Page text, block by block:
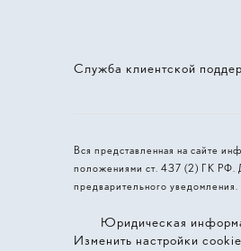
Служба клиентской
Вся представленная на сайте
положениями ст. 437 (2) ГК РФ.
предварительного уведомления.
Юридическая
Изменить настройки